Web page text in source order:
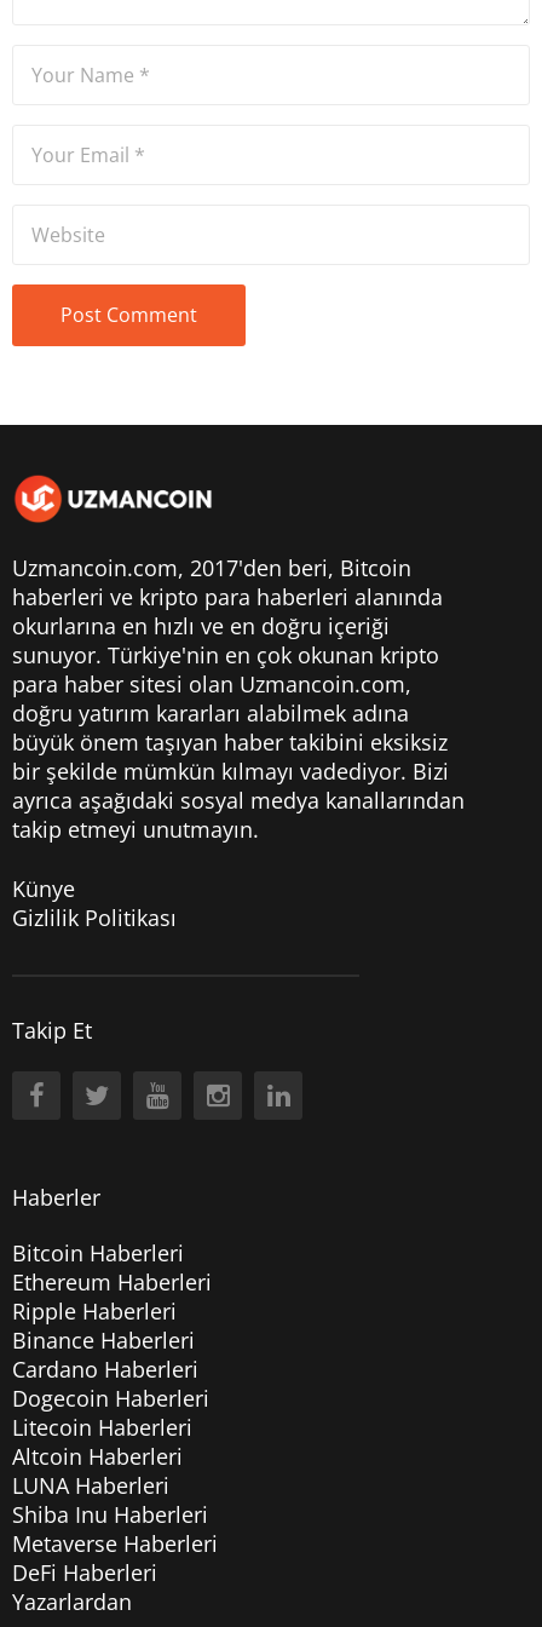
Uzmancoin.com, 2017'den beri, Bitcoin
haberleri ve kripto para haberleri alanında
okurlarına en hızlı ve en doğru içeriği
sunuyor. Türkiye'nin en çok okunan kripto
para haber sitesi olan Uzmancoin.com,
doğru yatırım kararları alabilmek adına
büyük önem taşıyan haber takibini eksiksiz
bir şekilde mümkün kılmayı vadediyor. Bizi
ayrıca aşağıdaki sosyal medya kanallarından
takip etmeyi unutmayın.
Künye
Gizlilik Politikası
Takip Et
Haberler
Bitcoin Haberleri
Ethereum Haberleri
Ripple Haberleri
Binance Haberleri
Cardano Haberleri
Dogecoin Haberleri
Litecoin Haberleri
Altcoin Haberleri
LUNA Haberleri
Shiba Inu Haberleri
Metaverse Haberleri
DeFi Haberleri
Yazarlardan